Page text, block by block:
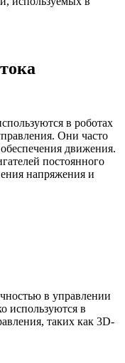
в роботах
Они часто
движения.
постоянного
напряжения и
в управлении
используются в
таких как 3D-